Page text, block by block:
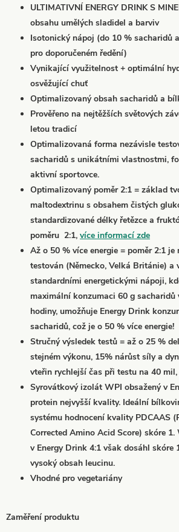
ULTIMATIVNÍ ENERGY DRINK S
obsahu umělých sladidel a barviv
Isotonický nápoj (do 10 % sacharidů
pro doporučeném ředění)
Vynikající využitelnost + optimální
osvěžující chuť
Optimalizovaný obsah sacharidů a
Prověřeno na nejtěžších světových
letou tradicí
Optimalizovaná forma nezávisle
sacharidů s unikátními vlastnostmi,
aktivní sportovce.
Optimalizovaný poměr 2:1 = základ
maltodextrinu s obsahem čistých
standardizované délky řetězce a
poměru 2:1, více informací zde
Až o 50 % více energie = poměr 2:1 je
testován (Německo, Velká Británie) a
standardními energetickými nápoji,
maximální konzumaci 60 g sacharidů
hodiny, umožňuje Energy Drink
sacharidů, což je o 50 % více energie!
Stručný výsledek testů = až o 25 %
stejném výkonu, 15% nárůst síly a
vteřin rychlejší čas při testu na 40 mil,
Syrovátkový izolát WPI obsažený v
protein nejvyšší kvality. Ideální
systému hodnocení kvality PDCAAS
Corrected Amino Acid Score) skóre
v Energy Drink 4:1 však dosáhl skóre
vysoký obsah leucinu.
Vhodné pro vegetariány
Zaměření produktu